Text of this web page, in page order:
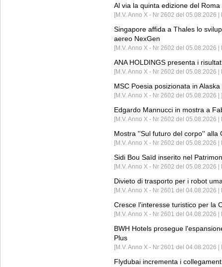
Al via la quinta edizione del
[M.V. Anno X - Nr 2602 del 05.08.2026 |
Singapore affida a Thales lo
aereo NexGen
[M.V. Anno X - Nr 2602 del 05.08.2026
ANA HOLDINGS presenta i
[M.V. Anno X - Nr 2602 del 05.08.2026
MSC Poesia posizionata in
[M.V. Anno X - Nr 2602 del 05.08.2026 | ]
Edgardo Mannucci in mostra a
[M.V. Anno X - Nr 2602 del 05.08.2026 |
Mostra ''Sul futuro del corpo'' alla
[M.V. Anno X - Nr 2602 del 05.08.2026
Sidi Bou Saïd inserito nel
[M.V. Anno X - Nr 2602 del 05.08.2026
Divieto di trasporto per i robot
[M.V. Anno X - Nr 2601 del 04.08.2026
Cresce l'interesse turistico per la
[M.V. Anno X - Nr 2601 del 04.08.2026 |
BWH Hotels prosegue
Plus
[M.V. Anno X - Nr 2601 del 04.08.2026 |
Flydubai incrementa i